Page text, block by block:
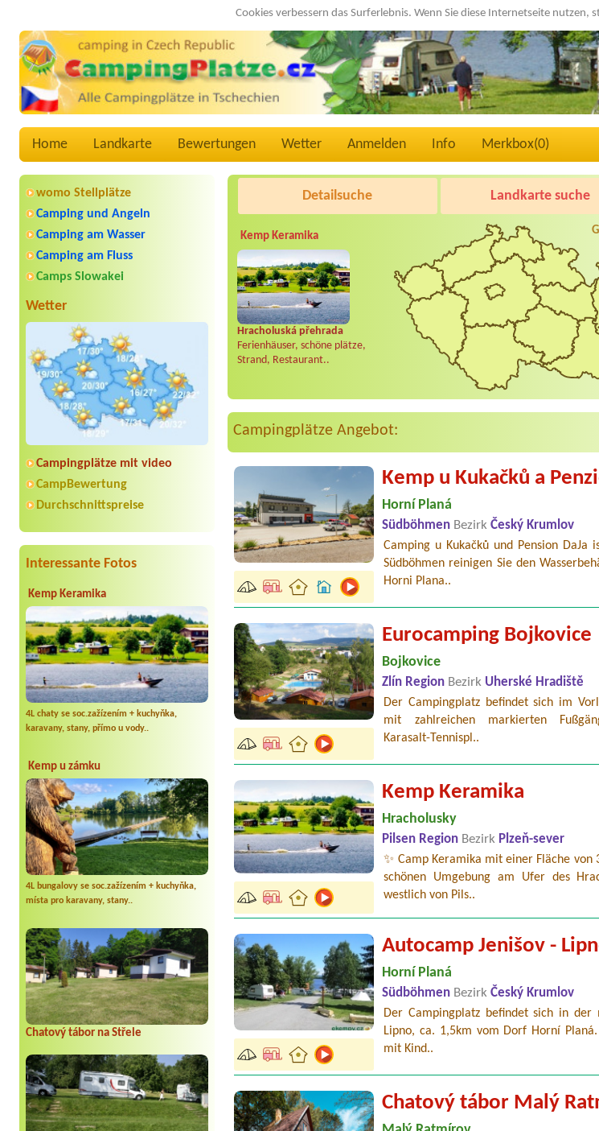
Cookies verbessern das Surferlebnis. Wenn Sie diese Internetseite nutzen,
Home Landkarte Bewertungen Wetter Anmelden Info Merkbox(0)
womo Stellplätze
Camping und Angeln
Camping am Wasser
Camping am Fluss
Camps Slowakei
Wetter
Campingplätze mit video
CampBewertung
Durchschnittspreise
Interessante Fotos
Kemp Keramika
4L chaty se soc.zažízením + kuchyňka,
karavany, stany, přímo u vody..
Kemp u zámku
4L bungalovy se soc.zažízením + kuchyňka,
místa pro karavany, stany..
Chatový tábor na Střele
Detailsuche Landkarte suche
Kemp Keramika
Hracholuská přehrada
Ferienhäuser, schöne plätze,
Strand, Restaurant..
Campingplätze Angebot:
Kemp u Kukačků a
Horní Planá
Südböhmen Bezirk Český Krumlov
Camping u Kukačků und Pension
Südböhmen reinigen Sie den
Horni Plana..
Eurocamping Bojkovice
Bojkovice
Zlín Region Bezirk Uherské Hradiště
Der Campingplatz befindet sich im
mit zahlreichen markierten
Karasalt-Tennispl..
Kemp Keramika
Hracholusky
Pilsen Region Bezirk Plzeň-sever
✨ Camp Keramika mit einer Fläche
schönen Umgebung am Ufer des
westlich von Pils..
Autocamp Jenišov -
Horní Planá
Südböhmen Bezirk Český Krumlov
Der Campingplatz befindet sich in der
Lipno, ca. 1,5km vom Dorf Horní
mit Kind..
Chatový tábor Malý